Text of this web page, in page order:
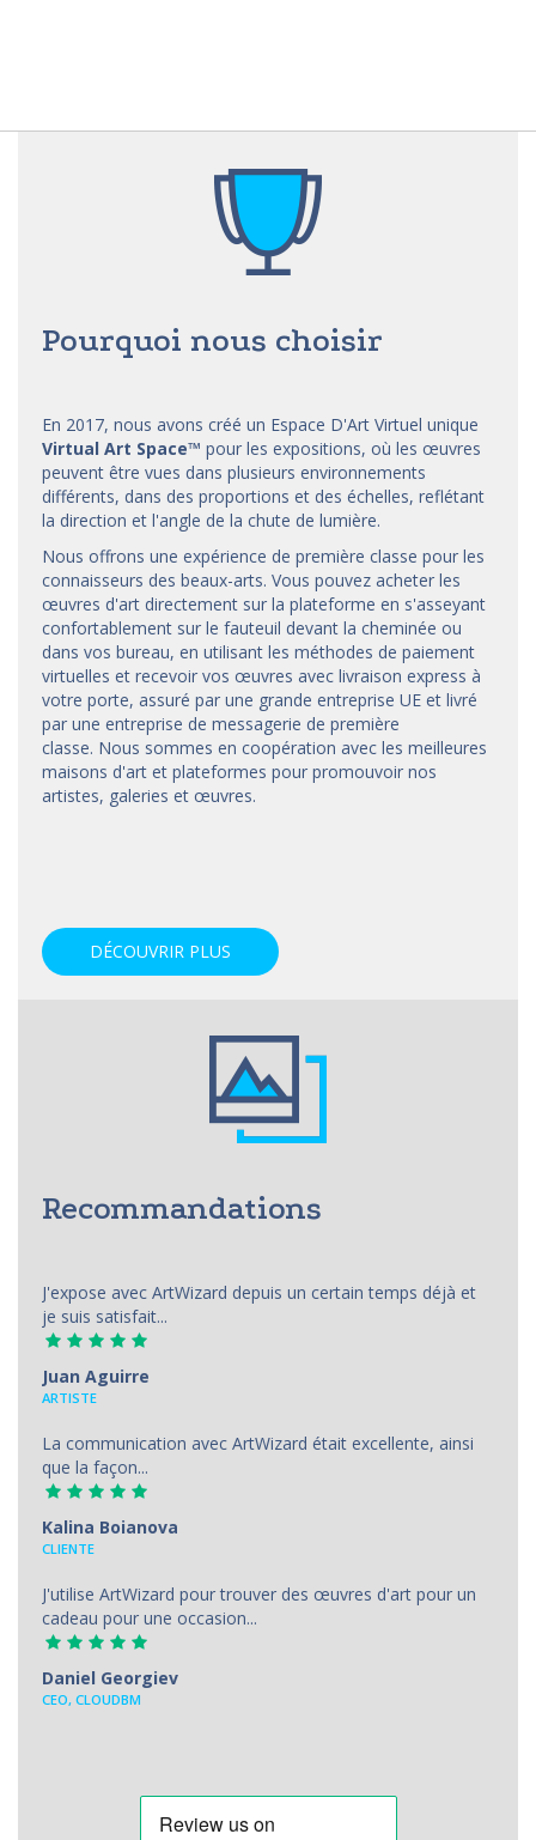
Pourquoi nous choisir
En 2017, nous avons créé un Espace D'Art Virtuel unique
Virtual Art Space™ pour les expositions, où les œuvres
peuvent être vues dans plusieurs environnements
différents, dans des proportions et des échelles, reflétant
la direction et l'angle de la chute de lumière.
Nous offrons une expérience de première classe pour les
connaisseurs des beaux-arts. Vous pouvez acheter les
œuvres d'art directement sur la plateforme en s'asseyant
confortablement sur le fauteuil devant la cheminée ou
dans vos bureau, en utilisant les méthodes de paiement
virtuelles et recevoir vos œuvres avec livraison express à
votre porte, assuré par une grande entreprise UE et livré
par une entreprise de messagerie de première
classe. Nous sommes en coopération avec les meilleures
maisons d'art et plateformes pour promouvoir nos
artistes, galeries et œuvres.
DÉCOUVRIR PLUS
Recommandations
J'expose avec ArtWizard depuis un certain temps déjà et
je suis satisfait...
Juan Aguirre
АRTISTE
La communication avec ArtWizard était excellente, ainsi
que la façon...
Kalina Boianova
CLIENTE
J'utilise ArtWizard pour trouver des œuvres d'art pour un
cadeau pour une occasion...
Daniel Georgiev
CEO, CLOUDBM